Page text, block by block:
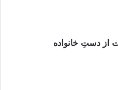
دستِ خانواده